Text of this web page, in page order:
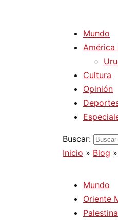
Mundo
América
Cultura
Opinión
Buscar:
Inicio » Blog »
Mundo
Oriente
Palestina